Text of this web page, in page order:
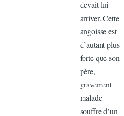
devait lui
arriver.
angoisse
d’autant
forte que
père,
gravement
malade,
souffre